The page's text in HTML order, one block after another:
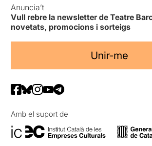
Anuncia’t
Vull rebre la newsletter de Teatre
novetats, promocions i sorteigs
Unir-me
Amb el suport de